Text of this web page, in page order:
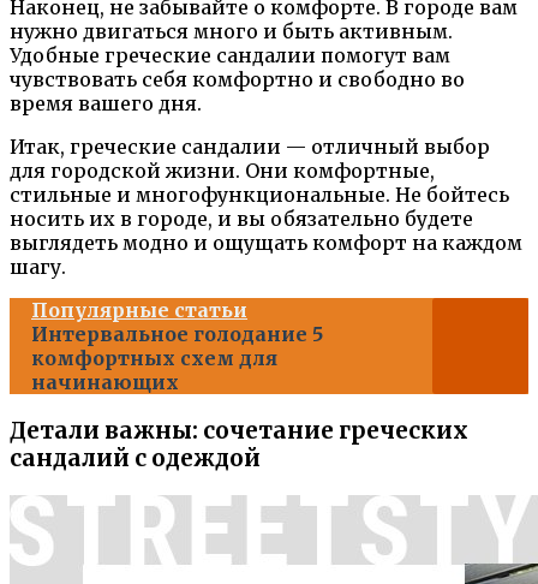
Наконец, не забывайте о комфорте. В городе вам
нужно двигаться много и быть активным.
Удобные греческие сандалии помогут вам
чувствовать себя комфортно и свободно во
время вашего дня.
Итак, греческие сандалии — отличный выбор
для городской жизни. Они комфортные,
стильные и многофункциональные. Не бойтесь
носить их в городе, и вы обязательно будете
выглядеть модно и ощущать комфорт на каждом
шагу.
Популярные статьи
Интервальное голодание 5
комфортных схем для
начинающих
Детали важны: сочетание греческих
сандалий с одеждой